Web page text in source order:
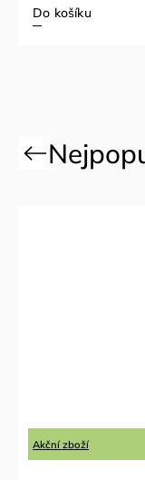
Do košíku
Previous
Akční zboží